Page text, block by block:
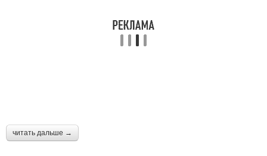
читать дальше →